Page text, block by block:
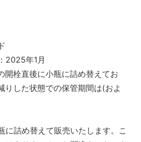
2025年1月
開栓直後に小瓶に詰め替えてお
りした状態での保管期間は(およ
に詰め替えて販売いたします。こ